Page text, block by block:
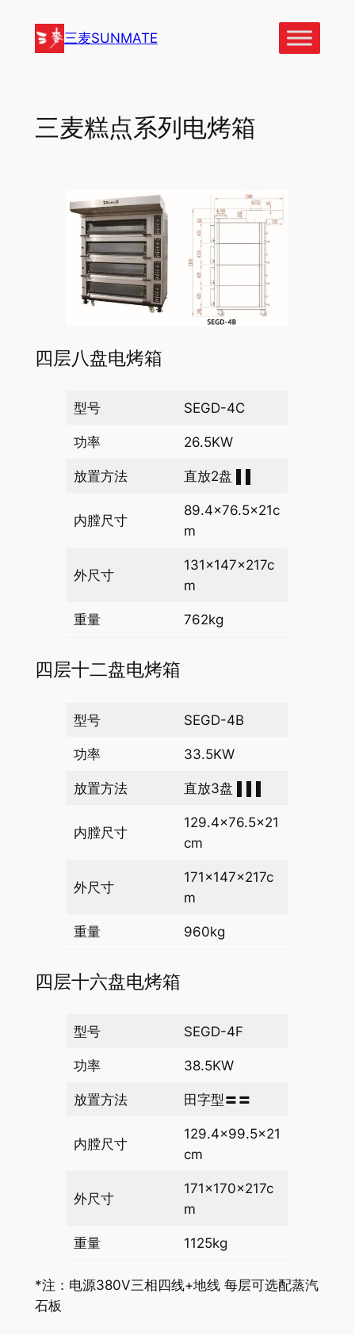
三麦SUNMATE
三麦糕点系列电烤箱
四层八盘电烤箱
型号 SEGD-4C
功率 26.5KW
放置方法 直放2盘 ▌▌
内膛尺寸
89.4×76.5×21c
m
外尺寸
131×147×217c
m
重量 762kg
四层十二盘电烤箱
型号 SEGD-4B
功率 33.5KW
放置方法 直放3盘 ▌▌▌
内膛尺寸
129.4×76.5×21
cm
外尺寸
171×147×217c
m
重量 960kg
四层十六盘电烤箱
型号 SEGD-4F
功率 38.5KW
放置方法 田字型〓〓
内膛尺寸
129.4×99.5×21
cm
外尺寸
171×170×217c
m
重量 1125kg
*注：电源380V三相四线+地线 每层可选配蒸汽
石板